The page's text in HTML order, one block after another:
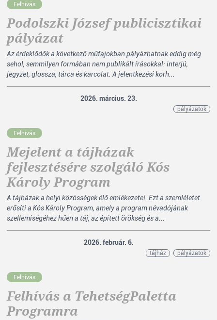
Felhívás
Podolszki József publicisztikai
pályázat
Az érdeklődők a következő műfajokban pályázhatnak eddig még
sehol, semmilyen formában nem publikált írásokkal: interjú,
jegyzet, glossza, tárca és karcolat. A jelentkezési korh...
2026. március. 23.
pályázatok
Felhívás
Mejelent a tájházak
fejlesztésére szolgáló Kós
Károly Program
A tájházak a helyi közösségek élő emlékezetei. Ezt a szemléletet
erősíti a Kós Károly Program, amely a program névadójának
szellemiségéhez hűen a táj, az épített örökség és a...
2026. február. 6.
tájház pályázatok
Felhívás
Felhívás a TehetségPaletta
Programra